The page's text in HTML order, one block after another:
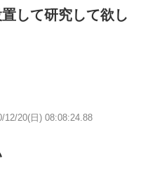
して研究して欲し
12/20(日) 08:08:24.88